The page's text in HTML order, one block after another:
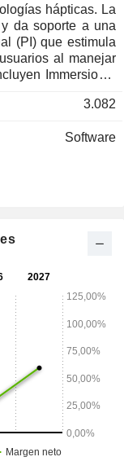
hápticas. La
da soporte a una
(PI) que estimula
al manejar
Immersion y
y les proporciona
patentada de
licencias de la
dispositivos,
dispositivos
y aumentada;
3.082
Software